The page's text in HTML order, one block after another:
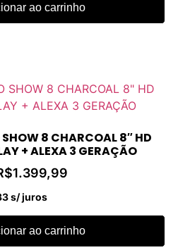
ao carrinho
8 CHARCOAL 8″ HD
+ ALEXA 3 GERAÇÃO
1.399,99
s/ juros
ao carrinho